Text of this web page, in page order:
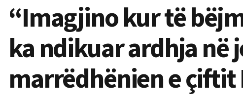
“Imagjino kur të
ka ndikuar ardhja në
marrëdhënien e çiftit